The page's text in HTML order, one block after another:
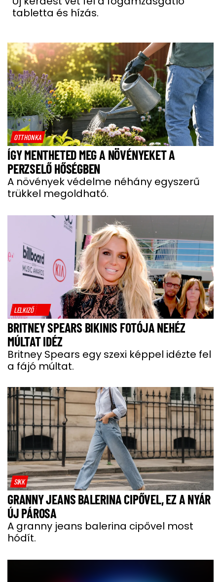
tabletta és hízás.
OTTHONKA
ÍGY MENTHETED MEG A NÖVÉNYEKET A
PERZSELŐ HŐSÉGBEN
A növények védelme néhány egyszerű
trükkel megoldható.
LELKIZŐ
BRITNEY SPEARS BIKINIS FOTÓJA NEHÉZ
MÚLTAT IDÉZ
Britney Spears egy szexi képpel idézte fel
a fájó múltat.
SIKK
GRANNY JEANS BALERINA CIPŐVEL, EZ A NYÁR
ÚJ PÁROSA
A granny jeans balerina cipővel most
hódít.